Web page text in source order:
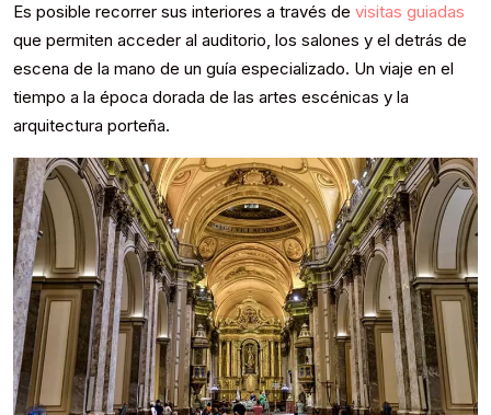
Es posible recorrer sus interiores a través de visitas guiadas
que permiten acceder al auditorio, los salones y el detrás de
escena de la mano de un guía especializado. Un viaje en el
tiempo a la época dorada de las artes escénicas y la
arquitectura porteña.